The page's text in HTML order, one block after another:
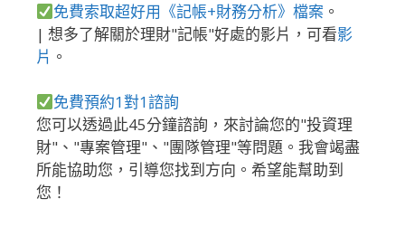
免費索取超好用《記帳+財務分析》檔案 。
| 想多了解關於理財"記帳"好處的影片，可看影
片 。
免費預約1對1諮詢
您可以透過此45分鐘諮詢，來討論您的"投資理
財"、"專案管理"、"團隊管理"等問題。我會竭盡
所能協助您，引導您找到方向。希望能幫助到
您！